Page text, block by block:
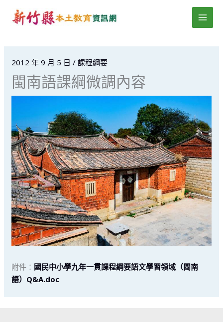
2012 年 9 月 5 日/課程綱要
閩南語課綱微調內容
附件： 國民中小學九年一貫課程綱要語文學習領域（閩南
語）Q&A.doc